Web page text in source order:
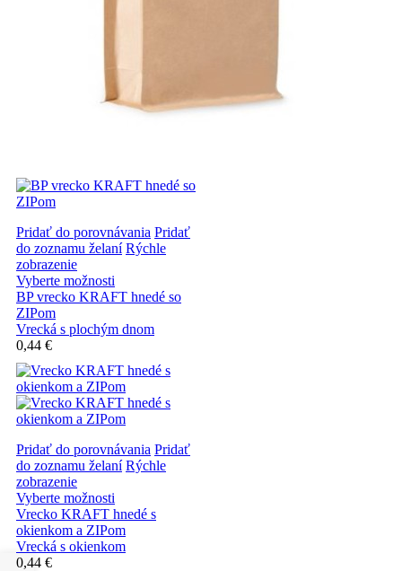
Pridať do porovnávania Pridať
do zoznamu želaní Rýchle
zobrazenie
Vyberte možnosti
BP vrecko KRAFT hnedé so
ZIPom
Vrecká s plochým dnom
0,44 €
Pridať do porovnávania Pridať
do zoznamu želaní Rýchle
zobrazenie
Vyberte možnosti
Vrecko KRAFT hnedé s
okienkom a ZIPom
Vrecká s okienkom
0,44 €